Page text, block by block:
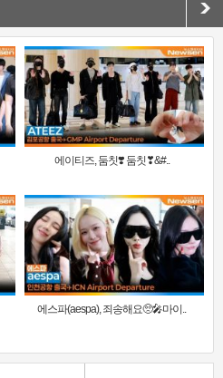
에이티즈, 둠칫❣️ 둠칫❣&#..
에스파(aespa), 죄송해요🥺🎤마이..